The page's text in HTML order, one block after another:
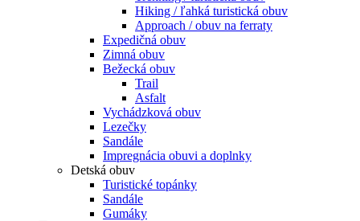
Hiking / ľahká turistická obuv
Approach / obuv na ferraty
Expedičná obuv
Zimná obuv
Bežecká obuv
Trail
Asfalt
Vychádzková obuv
Lezečky
Sandále
Impregnácia obuvi a doplnky
Detská obuv
Turistické topánky
Sandále
Gumáky